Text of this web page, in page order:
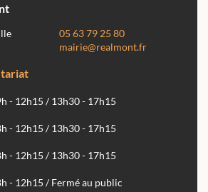
05 63 79 25 80
mairie@realmont.fr
- 12h15 / 13h30 - 17h15
- 12h15 / 13h30 - 17h15
- 12h15 / 13h30 - 17h15
- 12h15 / Fermé au public